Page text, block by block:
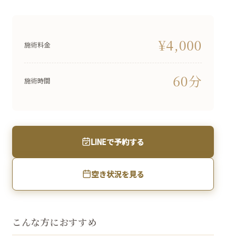
施術料金 ¥4,000
施術時間 60分
LINEで予約する
空き状況を見る
こんな方におすすめ